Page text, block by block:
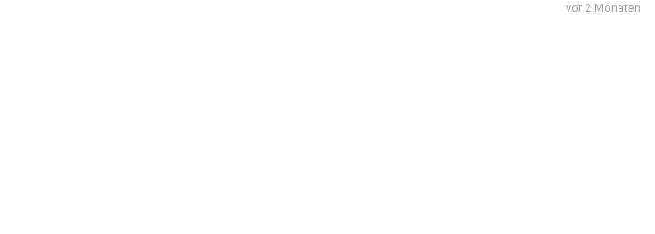
vor 2 Monaten